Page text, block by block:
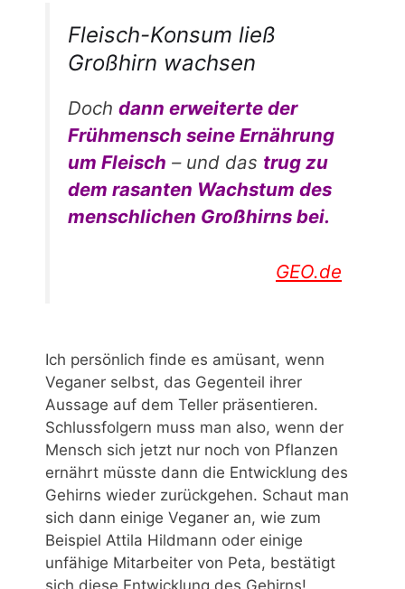
Fleisch-Konsum ließ
Großhirn wachsen
Doch dann erweiterte der
Frühmensch seine Ernährung
um Fleisch – und das trug zu
dem rasanten Wachstum des
menschlichen Großhirns bei.
GEO.de
Ich persönlich finde es amüsant, wenn
Veganer selbst, das Gegenteil ihrer
Aussage auf dem Teller präsentieren.
Schlussfolgern muss man also, wenn der
Mensch sich jetzt nur noch von Pflanzen
ernährt müsste dann die Entwicklung des
Gehirns wieder zurückgehen. Schaut man
sich dann einige Veganer an, wie zum
Beispiel Attila Hildmann oder einige
unfähige Mitarbeiter von Peta, bestätigt